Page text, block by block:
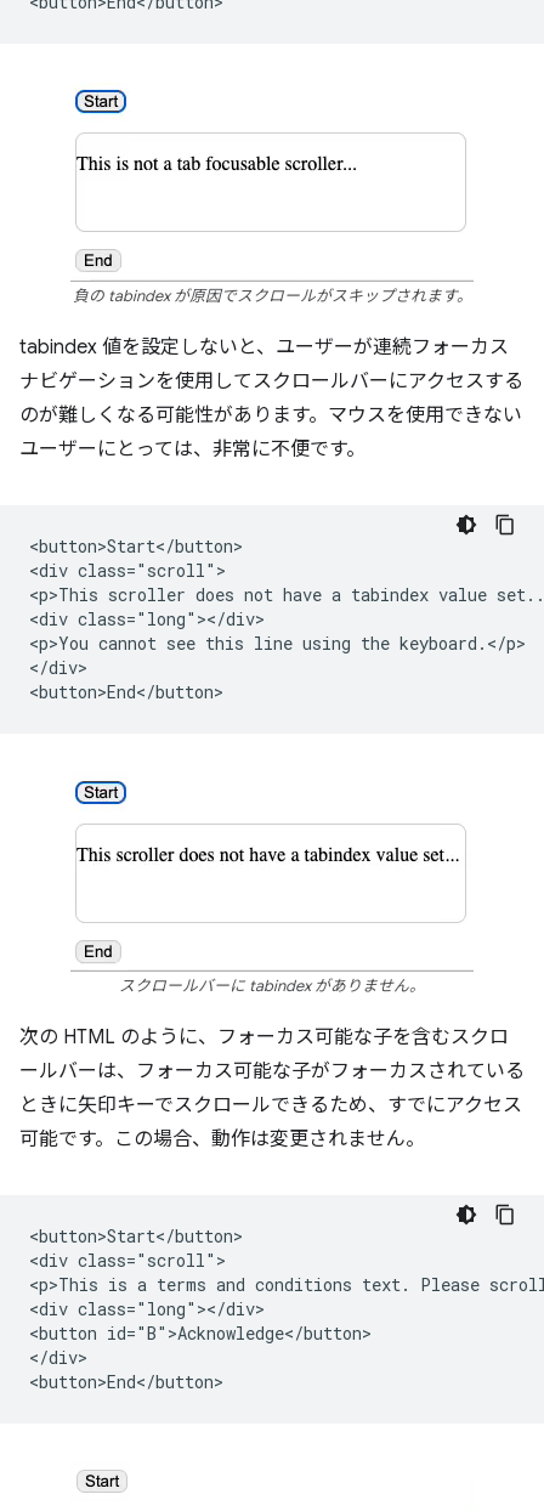
負の tabindex が原因でスクロールがスキップされます。
tabindex 値を設定しないと、ユーザーが連続フォーカス
ナビゲーションを使用してスクロールバーにアクセスする
のが難しくなる可能性があります。マウスを使用できない
ユーザーにとっては、非常に不便です。
<button>Start</button>
<div class="scroll">
<p>This scroller does not have a tabindex value
<div class="long"></div>
<p>You cannot see this line using the keyboard.</p>
</div>
スクロールバーに tabindex がありません。
次の HTML のように、フォーカス可能な子を含むスクロ
ールバーは、フォーカス可能な子がフォーカスされている
ときに矢印キーでスクロールできるため、すでにアクセス
可能です。この場合、動作は変更されません。
<button>Start</button>
<div class="scroll">
<p>This is a terms and conditions text. Please scroll
<div class="long"></div>
<button id="B">Acknowledge</button>
</div>